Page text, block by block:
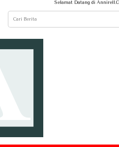
Selamat Datang di Annirell.Com -